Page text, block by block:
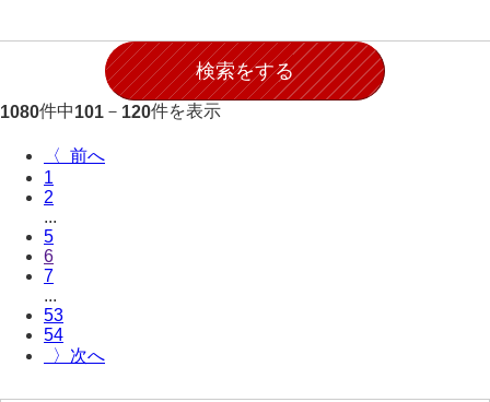
1080件中101 － 120件を表示
〈
1
2
...
5
6
7
...
53
54
〉